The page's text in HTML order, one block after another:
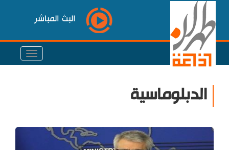
البث المباشر
الدبلوماسية